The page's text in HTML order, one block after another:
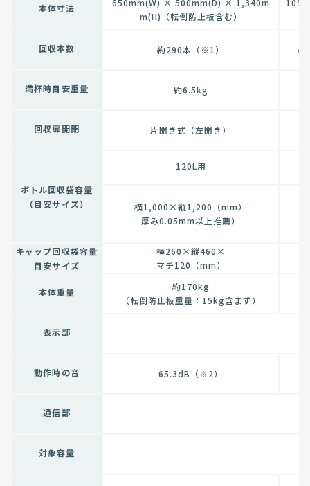
本体寸法
650mm(W) × 500mm(D) × 1,340m
m(H)（転倒防止板含む）
回収本数 約290本（※1） 約
満杯時目安重量 約6.5kg
回収扉開閉 片開き式（左開き）
ボトル回収袋容量
（目安サイズ）
120L用
横1,000×縦1,200（mm）
厚み0.05mm以上推薦）
キャップ回収袋容量
目安サイズ
横260×縦460×
マチ120（mm）
本体重量
約170kg
（転倒防止板重量：15kg含まず）
表示部
動作時の音 65.3dB（※2）
通信部
対象容量